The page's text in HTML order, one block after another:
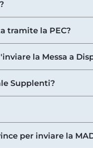
tramite la PEC?
la Messa a
Supplenti?
per inviare la